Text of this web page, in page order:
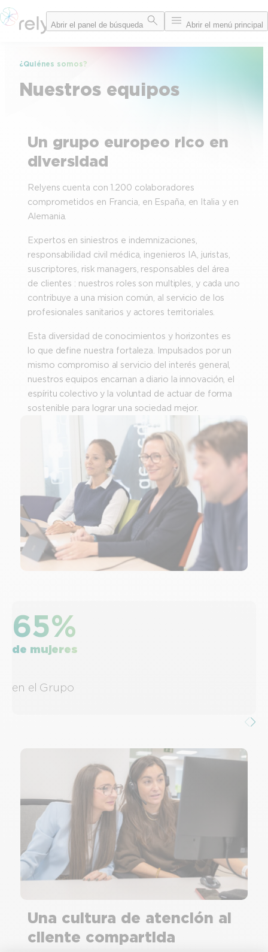
Saltar
al
Abrir el panel de búsqueda Abrir el menú principal
¿Quiénes somos?
Nuestros equipos
Un grupo europeo rico en
diversidad
Relyens cuenta con 1.200 colaboradores
comprometidos en Francia, en España, en Italia y en
Alemania.
Expertos en siniestros e indemnizaciones,
responsabilidad civil médica, ingenieros IA, juristas,
suscriptores, risk managers, responsables del área
de clientes : nuestros roles son multiples, y cada uno
contribuye a una mision común, al servicio de los
profesionales sanitarios y actores territoriales.
Esta diversidad de conocimientos y horizontes es
lo que define nuestra fortaleza. Impulsados por un
mismo compromiso al servicio del interés general,
nuestros equipos encarnan a diario la innovación, el
espíritu colectivo y la voluntad de actuar de forma
sostenible para lograr una sociedad mejor.
65%
de mujeres
en el Grupo
Una cultura de atención al
cliente compartida